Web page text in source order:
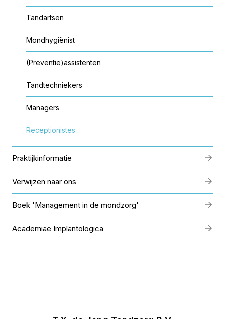
Tandartsen
Mondhygiënist
(Preventie)assistenten
Tandtechniekers
Managers
Receptionistes
Praktijkinformatie
Verwijzen naar ons
Boek 'Management in de mondzorg'
Academiae Implantologica